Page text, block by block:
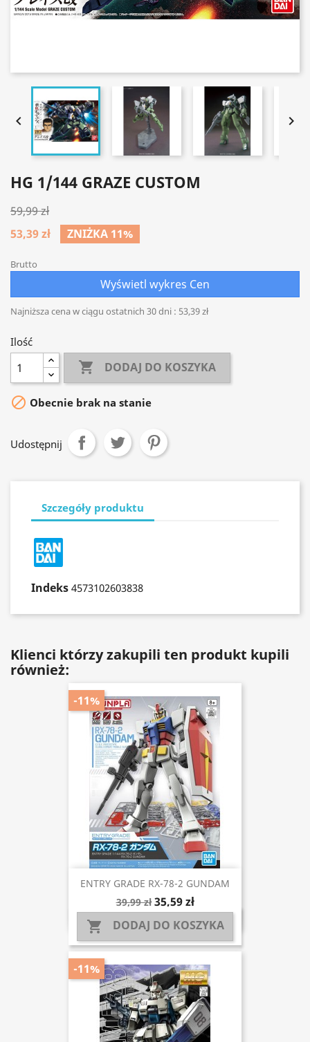
 
HG 1/144 GRAZE CUSTOM
59,99 zł
53,39 zł
ZNIŻKA 11%
Brutto
Wyświetl wykres Cen
Najniższa cena w ciągu ostatnich 30 dni : 53,39 zł
Ilość
 DODAJ DO KOSZYKA
 Obecnie brak na stanie
Udostępnij
Szczegóły produktu
Indeks 4573102603838
Klienci którzy zakupili ten produkt kupili
również:
ENTRY GRADE RX-78-2 GUNDAM
39,99 zł 35,59 zł
 DODAJ DO KOSZYKA
-11%
-11%